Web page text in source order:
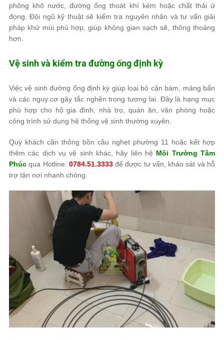
phông khô nước, đường ống thoát khí kém hoặc chất thải ứ
đọng. Đội ngũ kỹ thuật sẽ kiểm tra nguyên nhân và tư vấn giải
pháp khử mùi phù hợp, giúp không gian sạch sẽ, thông thoáng
hơn.
Vệ sinh và kiểm tra đường ống định kỳ
Việc vệ sinh đường ống định kỳ giúp loại bỏ cặn bám, mảng bẩn
và các nguy cơ gây tắc nghẽn trong tương lai. Đây là hạng mục
phù hợp cho hộ gia đình, nhà trọ, quán ăn, văn phòng hoặc
công trình sử dụng hệ thống vệ sinh thường xuyên.
Quý khách cần thông bồn cầu nghẹt phường 11 hoặc kết hợp
thêm các dịch vụ vệ sinh khác, hãy liên hệ Môi Trường Tâm
Phúc qua Hotline: 0784.51.3333để được tư vấn, khảo sát và hỗ
trợ tận nơi nhanh chóng.